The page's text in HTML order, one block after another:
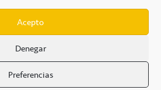
Acepto
Denegar
Preferencias
/ 38108 – La Laguna
/ POLÍTICA DE COOKIES /
/ CONDICIONES